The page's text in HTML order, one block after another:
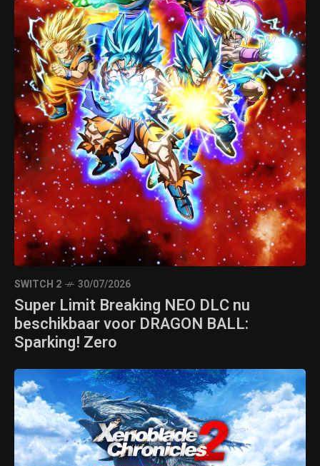
SWITCH 2 30/07/2026
Super Limit Breaking NEO DLC nu
beschikbaar voor DRAGON BALL:
Sparking! Zero